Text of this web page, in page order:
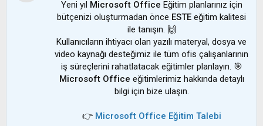
Yeni yıl Microsoft Office Eğitim planlarınız için
bütçenizi oluşturmadan önce ESTE eğitim kalitesi
ile tanışın. 🙌
Kullanıcıların ihtiyacı olan yazılı materyal, dosya ve
video kaynağı desteğimiz ile tüm ofis çalışanlarının
iş süreçlerini rahatlatacak eğitimler planlayın. 🎯
Microsoft Office eğitimlerimiz hakkında detaylı
bilgi için bize ulaşın.
👉 Microsoft Office Eğitim Talebi